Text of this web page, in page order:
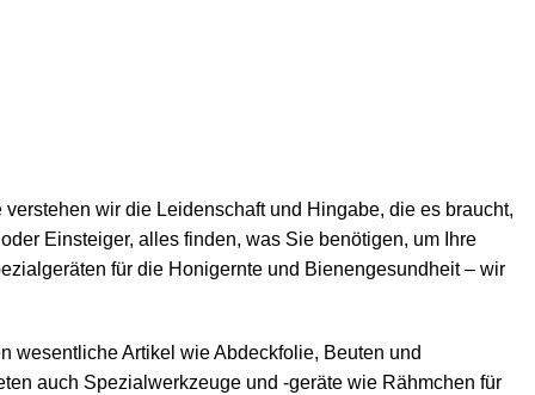
wir die Leidenschaft und Hingabe, die es braucht,
Einsteiger, alles finden, was Sie benötigen, um Ihre
für die Honigernte und Bienengesundheit – wir
wesentliche Artikel wieAbdeckfolie, Beuten und
auch Spezialwerkzeuge und -geräte wie Rähmchen für